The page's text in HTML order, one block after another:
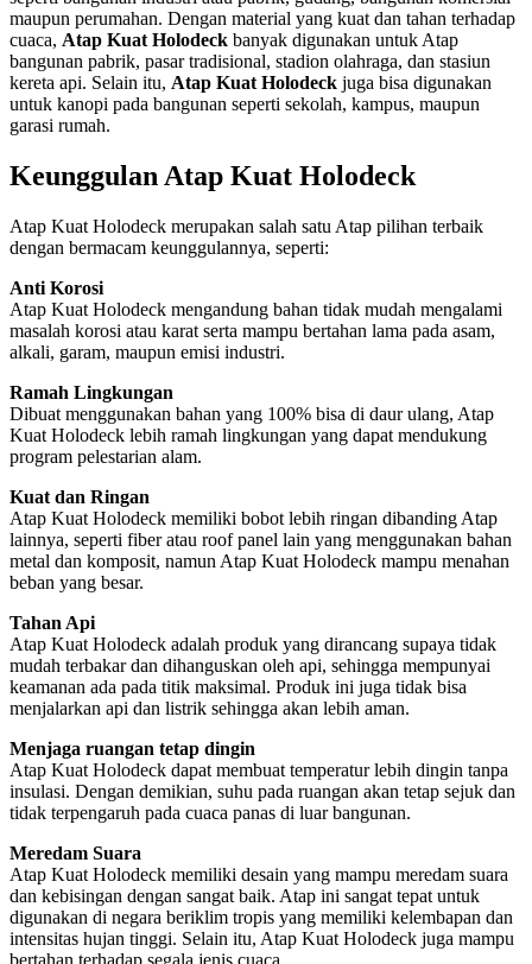
maupun perumahan. Dengan material yang kuat dan tahan terhadap
cuaca, Atap Kuat Holodeck banyak digunakan untuk Atap
bangunan pabrik, pasar tradisional, stadion olahraga, dan stasiun
kereta api. Selain itu, Atap Kuat Holodeck juga bisa digunakan
untuk kanopi pada bangunan seperti sekolah, kampus, maupun
garasi rumah.
Keunggulan Atap Kuat Holodeck
Atap Kuat Holodeck merupakan salah satu Atap pilihan terbaik
dengan bermacam keunggulannya, seperti:
Anti Korosi
Atap Kuat Holodeck mengandung bahan tidak mudah mengalami
masalah korosi atau karat serta mampu bertahan lama pada asam,
alkali, garam, maupun emisi industri.
Ramah Lingkungan
Dibuat menggunakan bahan yang 100% bisa di daur ulang, Atap
Kuat Holodeck lebih ramah lingkungan yang dapat mendukung
program pelestarian alam.
Kuat dan Ringan
Atap Kuat Holodeck memiliki bobot lebih ringan dibanding Atap
lainnya, seperti fiber atau roof panel lain yang menggunakan bahan
metal dan komposit, namun Atap Kuat Holodeck mampu menahan
beban yang besar.
Tahan Api
Atap Kuat Holodeck adalah produk yang dirancang supaya tidak
mudah terbakar dan dihanguskan oleh api, sehingga mempunyai
keamanan ada pada titik maksimal. Produk ini juga tidak bisa
menjalarkan api dan listrik sehingga akan lebih aman.
Menjaga ruangan tetap dingin
Atap Kuat Holodeck dapat membuat temperatur lebih dingin tanpa
insulasi. Dengan demikian, suhu pada ruangan akan tetap sejuk dan
tidak terpengaruh pada cuaca panas di luar bangunan.
Meredam Suara
Atap Kuat Holodeck memiliki desain yang mampu meredam suara
dan kebisingan dengan sangat baik. Atap ini sangat tepat untuk
digunakan di negara beriklim tropis yang memiliki kelembapan dan
intensitas hujan tinggi. Selain itu, Atap Kuat Holodeck juga mampu
bertahan terhadap segala jenis cuaca.